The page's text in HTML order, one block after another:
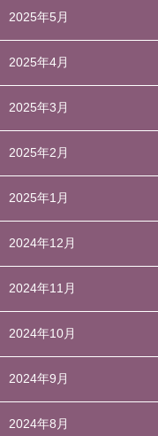
2025年5月
2025年4月
2025年3月
2025年2月
2025年1月
2024年12月
2024年11月
2024年10月
2024年9月
2024年8月